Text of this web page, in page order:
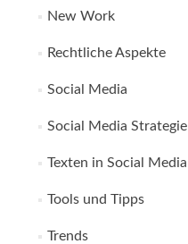
New Work
Rechtliche Aspekte
Social Media
Social Media Strategie
Texten in Social Media
Tools und Tipps
Trends